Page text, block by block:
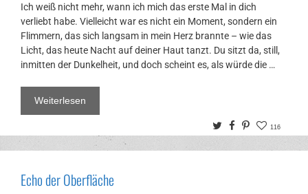
Ich weiß nicht mehr, wann ich mich das erste Mal in dich
verliebt habe. Vielleicht war es nicht ein Moment, sondern ein
Flimmern, das sich langsam in mein Herz brannte – wie das
Licht, das heute Nacht auf deiner Haut tanzt. Du sitzt da, still,
inmitten der Dunkelheit, und doch scheint es, als würde die …
Weiterlesen
TwitterFacebook
Pinterest
116
Echo der Oberfläche